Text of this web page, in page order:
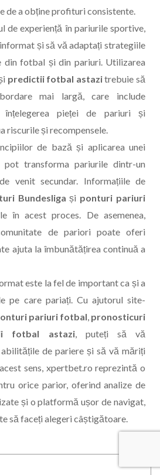
de a obține profituri consistente.
experiență în pariurile sportive,
și să vă adaptați strategiile
din fotbal și din pariuri. Utilizarea
predictii fotbal astazitrebuie să
mai largă, care include
înțelegerea pieței de pariuri și
riscurile și recompensele.
de bază și aplicarea unei
pot transforma pariurile dintr-un
venit secundar. Informațiile de
Bundesliga și ponturi pariuri
în acest proces. De asemenea,
de pariori poate oferi
ajuta la îmbunătățirea continuă a
este la fel de important ca și a
pe care pariați. Cu ajutorul site-
pariuri fotbal, pronosticuri
fotbal astazi, puteți să vă
de pariere și să vă măriți
sens, xpertbet.ro reprezintă o
orice parior, oferind analize de
și o platformă ușor de navigat,
să faceți alegeri câștigătoare.